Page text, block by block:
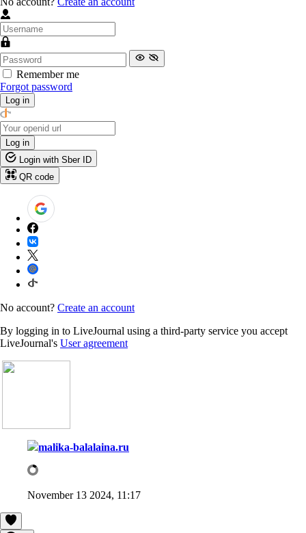
Remember me
Forgot password
Log in
Log in
Login with Sber ID
QR code
No account? Create an account
By logging in to LiveJournal using a third-party service you accept
LiveJournal's User agreement
malika-balalaina.ru
November 13 2024, 11:17